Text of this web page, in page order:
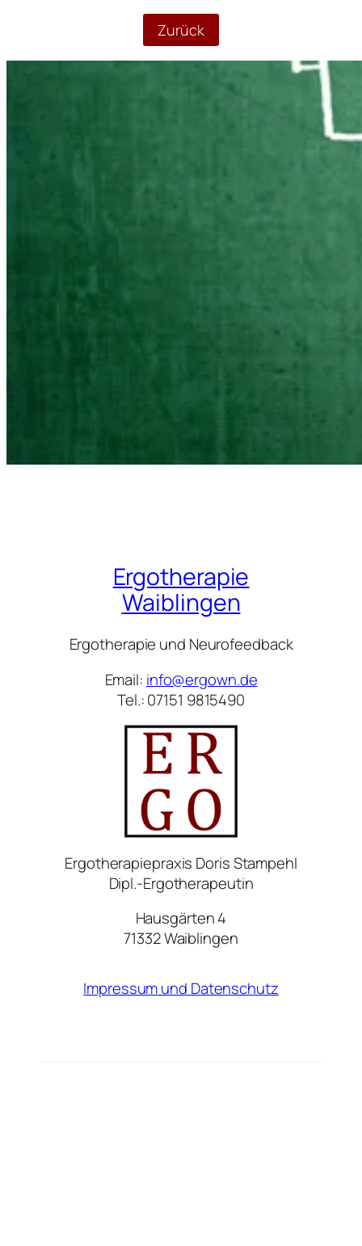
Zurück
Ergotherapie
Waiblingen
Ergotherapie und Neurofeedback
Email: info@ergown.de
Tel.: 07151 9815490
Ergotherapiepraxis Doris Stampehl
Dipl.-Ergotherapeutin
Hausgärten 4
71332 Waiblingen
Impressum und Datenschutz